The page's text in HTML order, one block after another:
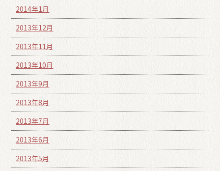
2014年1月
2013年12月
2013年11月
2013年10月
2013年9月
2013年8月
2013年7月
2013年6月
2013年5月